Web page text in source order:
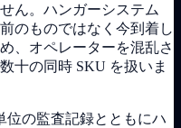
ん。ハンガーシステム
のものではなく今到着し
、オペレーターを混乱さ
十の同時 SKU を扱いま
位の監査記録とともにハ